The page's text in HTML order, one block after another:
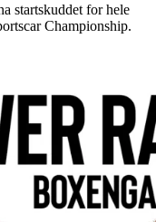
startskuddet for hele
Championship.